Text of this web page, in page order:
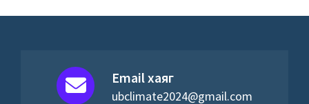
Email хаяг
ubclimate2024@gmail.com